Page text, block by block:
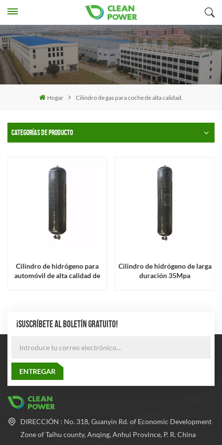
Hogar Cilindro de gas para coche de alta calidad.
CATEGORÍAS DE PRODUCTO
Cilindro de hidrógeno para
automóvil de alta calidad de
Cilindro de hidrógeno de larga
duración 35Mpa
¡SUSCRÍBETE AL BOLETÍN GRATUITO!
DIRECCIÓN : No. 318, Guanyin Rd. of Economic Development
Zone of Taihu county, Anqing, Anhui Province, P. R. China